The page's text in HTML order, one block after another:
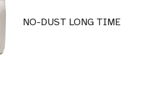
NO-DUST LONG TIME